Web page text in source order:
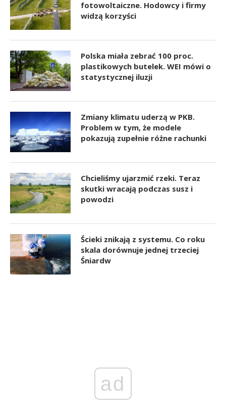
fotowoltaiczne. Hodowcy i firmy
widzą korzyści
Polska miała zebrać 100 proc.
plastikowych butelek. WEI mówi o
statystycznej iluzji
Zmiany klimatu uderzą w PKB.
Problem w tym, że modele
pokazują zupełnie różne rachunki
Chcieliśmy ujarzmić rzeki. Teraz
skutki wracają podczas susz i
powodzi
Ścieki znikają z systemu. Co roku
skala dorównuje jednej trzeciej
Śniardw
ad